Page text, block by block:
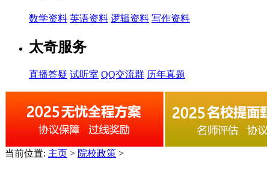
数学资料 英语资料 逻辑资料 写作资料
太奇服务
直播答疑 试听室 QQ交流群 历年真题
当前位置: 主页 > 院校政策 >